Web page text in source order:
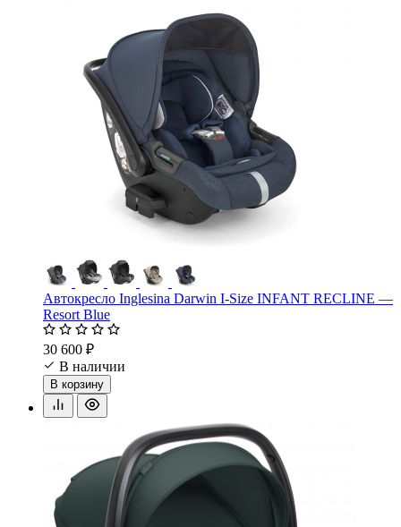
Автокресло Inglesina Darwin I-Size INFANT RECLINE —
Resort Blue
30 600 ₽
В наличии
В корзину